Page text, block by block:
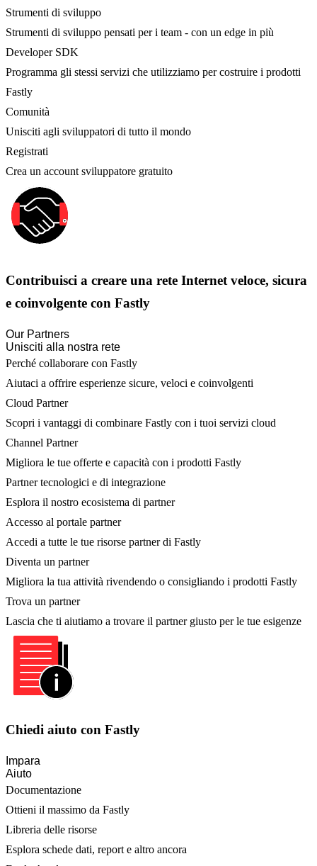
Strumenti di sviluppo
Strumenti di sviluppo pensati per i team - con un edge in più
Developer SDK
Programma gli stessi servizi che utilizziamo per costruire i prodotti
Fastly
Comunità
Unisciti agli sviluppatori di tutto il mondo
Registrati
Crea un account sviluppatore gratuito
Contribuisci a creare una rete Internet veloce, sicura
e coinvolgente con Fastly
Our Partners
Unisciti alla nostra rete
Perché collaborare con Fastly
Aiutaci a offrire esperienze sicure, veloci e coinvolgenti
Cloud Partner
Scopri i vantaggi di combinare Fastly con i tuoi servizi cloud
Channel Partner
Migliora le tue offerte e capacità con i prodotti Fastly
Partner tecnologici e di integrazione
Esplora il nostro ecosistema di partner
Accesso al portale partner
Accedi a tutte le tue risorse partner di Fastly
Diventa un partner
Migliora la tua attività rivendendo o consigliando i prodotti Fastly
Trova un partner
Lascia che ti aiutiamo a trovare il partner giusto per le tue esigenze
Chiedi aiuto con Fastly
Impara
Aiuto
Documentazione
Ottieni il massimo da Fastly
Libreria delle risorse
Esplora schede dati, report e altro ancora